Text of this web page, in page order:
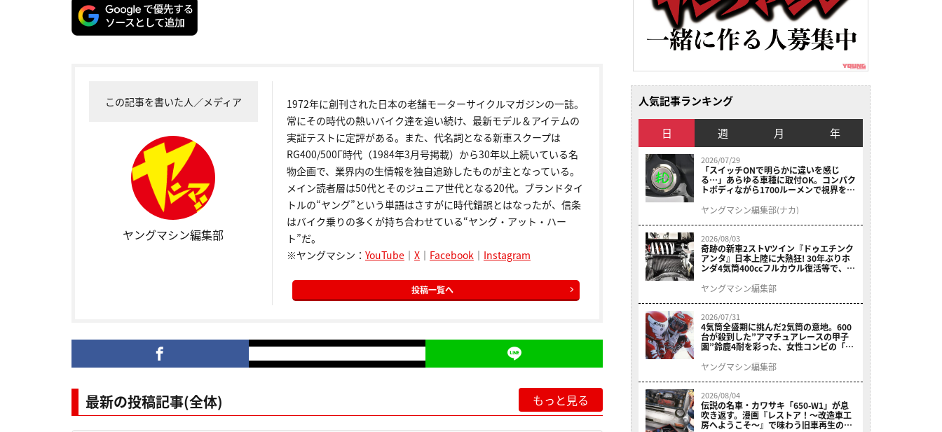
この記事を書いた人／メディア
ヤングマシン編集部
1972年に創刊された日本の老舗モーターサイクルマガジンの一誌。
常にその時代の熱いバイク達を追い続け、最新モデル＆アイテムの
実証テストに定評がある。また、代名詞となる新車スクープは
RG400/500Γ時代（1984年3月号掲載）から30年以上続いている名
物企画で、業界内の生情報を独自追跡したものが主となっている。
メイン読者層は50代とそのジュニア世代となる20代。ブランドタイ
トルの“ヤング”という単語はさすがに時代錯誤とはなったが、信条
はバイク乗りの多くが持ち合わせている“ヤング・アット・ハー
ト”だ。
※ヤングマシン： YouTube｜ X｜ Facebook ｜ Instagram
投稿一覧へ
最新の投稿記事(全体) もっと見る
人気記事ランキング
日 週 月 年
2026/07/29
「スイッチONで明らかに違いを感じ
る…」あらゆる車種に取付OK。コンパク
トボディながら1700ルーメンで視界を確
ニット プレシャスレイ スモール］
ヤングマシン編集部(ナカ)
2026/08/03
奇跡の新車2ストVツイン『ドゥエチンク
アンタ』日本上陸に大熱狂! 30年ぶりホ
ンダ4気筒400ccフルカウル復活等で、ロ
ニュース振り返り】
ヤングマシン編集部
2026/07/31
4気筒全盛期に挑んだ2気筒の意地。600
台が殺到した”アマチュアレースの甲子
園”鈴鹿4耐を彩った、女性コンビの「ス
ヤングマシン編集部
2026/08/04
伝説の名車・カワサキ「650-W1」が息
吹き返す。漫画『レストア！～改造車工
房へようこそ～』で味わう旧車再生のロ